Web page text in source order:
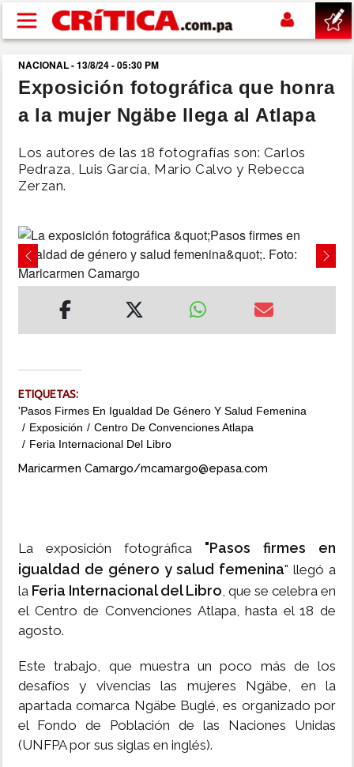
Pasar al contenido principal
buscar
SUCESOS
NACIONAL
SHOW
MUNDO
MULTIMEDIA
IMPRESO
NACIONAL - 13/8/24 - 05:30 PM
Exposición fotográfica que honra
a la mujer Ngäbe llega al Atlapa
Los autores de las 18 fotografías son: Carlos
Pedraza, Luis García, Mario Calvo y Rebecca
Zerzan.
Previous Next
ETIQUETAS:
'Pasos Firmes En Igualdad De Género Y Salud Femenina
Exposición
Centro De Convenciones Atlapa
Feria Internacional Del Libro
Maricarmen Camargo/mcamargo@epasa.com
La exposición fotográfica "Pasos firmes en
igualdad de género y salud femenina" llegó a
la Feria Internacional del Libro, que se celebra en
el Centro de Convenciones Atlapa, hasta el 18 de
agosto.
Este trabajo, que muestra un poco más de los
desafíos y vivencias las mujeres Ngäbe, en la
apartada comarca Ngäbe Buglé, es organizado por
el Fondo de Población de las Naciones Unidas
(UNFPA por sus siglas en inglés).